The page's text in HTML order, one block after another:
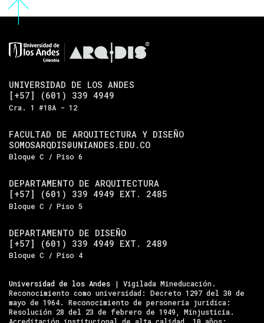
UNIVERSIDAD DE LOS ANDES
[+57] (601) 339 4949
Cra. 1 #18A - 12
FACULTAD DE ARQUITECTURA Y DISEÑO
SOMOSARQDIS@UNIANDES.EDU.CO
Bloque C / Piso 6
DEPARTAMENTO DE ARQUITECTURA
[+57] (601) 339 4949 EXT. 2485
Bloque C / Piso 5
DEPARTAMENTO DE DISEÑO
[+57] (601) 339 4949 EXT. 2489
Bloque C / Piso 4
Universidad de los Andes | Vigilada Mineducación.
Reconocimiento como universidad: Decreto 1297 del 30 de
mayo de 1964. Reconocimiento de personería jurídica:
Resolución 28 del 23 de febrero de 1949, Minjusticia.
Acreditación institucional de alta calidad, 10 años: